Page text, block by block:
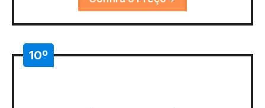
10º